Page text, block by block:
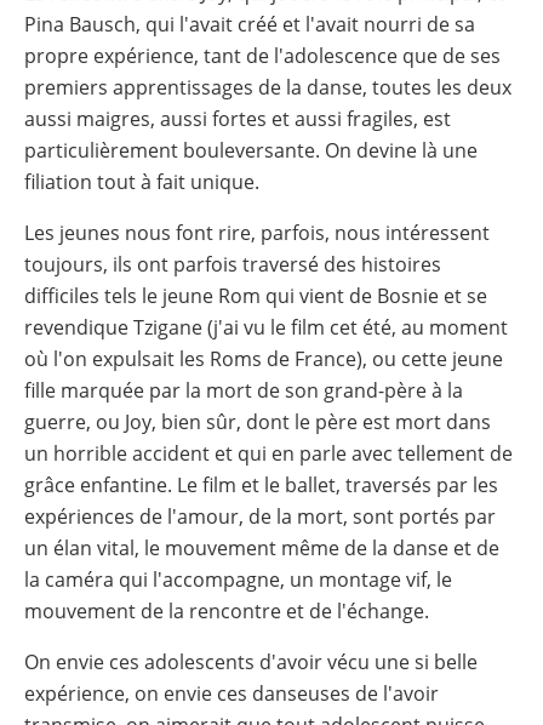
Pina Bausch, qui l'avait créé et l'avait nourri de sa
propre expérience, tant de l'adolescence que de ses
premiers apprentissages de la danse, toutes les deux
aussi maigres, aussi fortes et aussi fragiles, est
particulièrement bouleversante. On devine là une
filiation tout à fait unique.
Les jeunes nous font rire, parfois, nous intéressent
toujours, ils ont parfois traversé des histoires
difficiles tels le jeune Rom qui vient de Bosnie et se
revendique Tzigane (j'ai vu le film cet été, au moment
où l'on expulsait les Roms de France), ou cette jeune
fille marquée par la mort de son grand-père à la
guerre, ou Joy, bien sûr, dont le père est mort dans
un horrible accident et qui en parle avec tellement de
grâce enfantine. Le film et le ballet, traversés par les
expériences de l'amour, de la mort, sont portés par
un élan vital, le mouvement même de la danse et de
la caméra qui l'accompagne, un montage vif, le
mouvement de la rencontre et de l'échange.
On envie ces adolescents d'avoir vécu une si belle
expérience, on envie ces danseuses de l'avoir